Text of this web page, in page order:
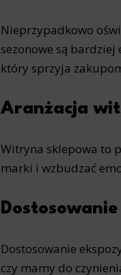
Nieprzypadkowo
sezonowe są
który sprzyja
Aranżacja
Witryna sklepowa to
marki i wzbudzać
Dostosowanie
czy mamy do